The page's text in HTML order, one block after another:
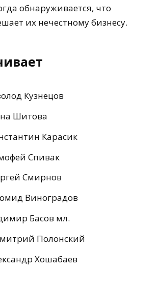
обнаруживается, что
их нечестному бизнесу.
Кузнецов
Шитова
Карасик
Спивак
Смирнов
Виноградов
Басов мл.
Полонский
Хошабаев